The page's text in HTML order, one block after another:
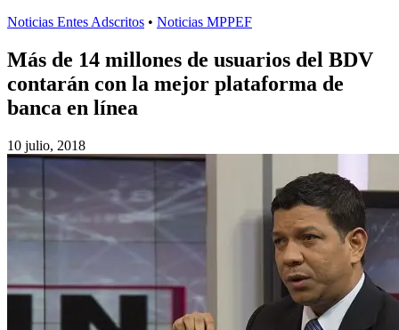
Noticias Entes Adscritos • Noticias MPPEF
Más de 14 millones de usuarios del BDV
contarán con la mejor plataforma de
banca en línea
10 julio, 2018